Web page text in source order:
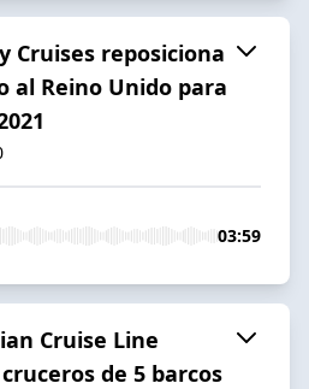
Cruises reposiciona
al Reino Unido para
03:59
Cruise Line
de 5 barcos